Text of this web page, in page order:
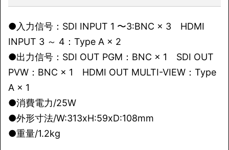
●入力信号：SDI INPUT 1 〜3:BNC × 3 HDMI
INPUT 3 ～ 4：Type A × 2
●出力信号：SDI OUT PGM：BNC × 1 SDI OUT
PVW：BNC × 1 HDMI OUT MULTI-VIEW：Type
A × 1
●消費電力/25W
●外形寸法/W:313xH:59xD:108mm
●重量/1.2kg